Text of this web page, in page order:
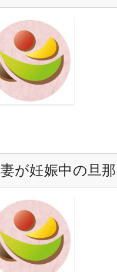
妻が妊娠中の旦